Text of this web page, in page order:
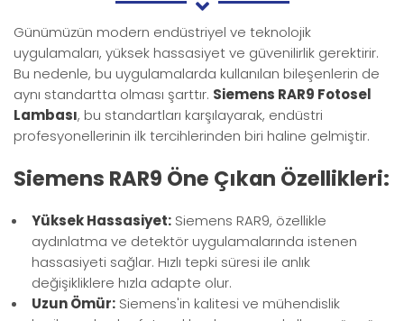
Günümüzün modern endüstriyel ve teknolojik
uygulamaları, yüksek hassasiyet ve güvenilirlik gerektirir.
Bu nedenle, bu uygulamalarda kullanılan bileşenlerin de
aynı standartta olması şarttır. Siemens RAR9 Fotosel
Lambası, bu standartları karşılayarak, endüstri
profesyonellerinin ilk tercihlerinden biri haline gelmiştir.
Siemens RAR9 Öne Çıkan Özellikleri:
Yüksek Hassasiyet: Siemens RAR9, özellikle
aydınlatma ve detektör uygulamalarında istenen
hassasiyeti sağlar. Hızlı tepki süresi ile anlık
değişikliklere hızla adapte olur.
Uzun Ömür: Siemens'in kalitesi ve mühendislik